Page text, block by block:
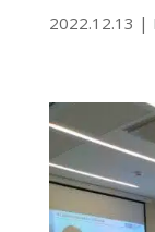
2022.12.13 |